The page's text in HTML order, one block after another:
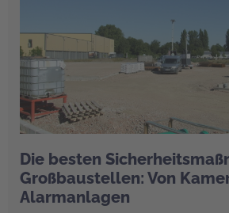
Die besten
Großbaustellen: Von
Alarmanlagen